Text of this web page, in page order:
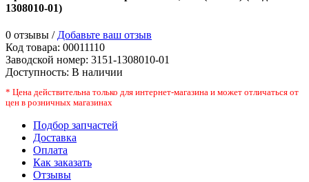
1308010-01)
0 отзывы / Добавьте ваш отзыв
Код товара: 00011110
Заводской номер: 3151-1308010-01
Доступность: В наличии
* Цена действительна только для интернет-магазина и может отличаться от
цен в розничных магазинах
Подбор запчастей
Доставка
Оплата
Как заказать
Отзывы